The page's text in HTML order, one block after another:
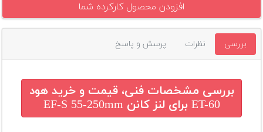
افزودن محصول کارکرده شما
بررسی نظرات پرسش و پاسخ
بررسی مشخصات فنی، قیمت و خریدهود
ET-60 برای لنز کانن EF-S 55-250mm